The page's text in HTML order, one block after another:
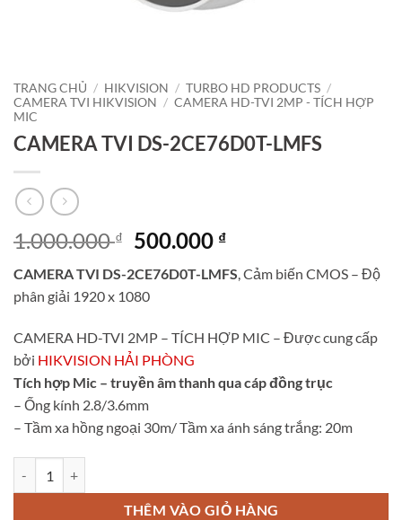
TRANG CHỦ / HIKVISION / TURBO HD PRODUCTS /
CAMERA TVI HIKVISION / CAMERA HD-TVI 2MP - TÍCH HỢP
MIC
CAMERA TVI DS-2CE76D0T-LMFS
1.000.000₫
Giá
là:
1.000.000 ₫.
500.000 ₫Giá
hiện
tại
500.000 ₫.
CAMERA TVI DS-2CE76D0T-LMFS, Cảm biến CMOS – Độ
phân giải 1920 x 1080
CAMERA HD-TVI 2MP – TÍCH HỢP MIC – Được cung cấp
bởi HIKVISION HẢI PHÒNG
Tích hợp Mic – truyền âm thanh qua cáp đồng trục
– Ống kính 2.8/3.6mm
– Tầm xa hồng ngoại 30m/ Tầm xa ánh sáng trắng: 20m
THÊM VÀO GIỎ HÀNG